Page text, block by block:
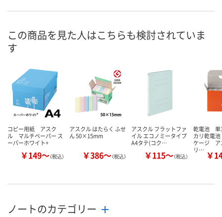
号
お届け日
数量
カゴへ
数量
カ
この商品を見た人はこちらも検討されていま
す
コピー用紙 アスク
ル マルチペーパー ス
ーパーホワイト+
￥149～（税込）
アスクル はたらく ふせ
ん 50×15mm
￥386～（税込）
アスクル フラットファ
イル エコノミータイプ
A4タテ(コク…
￥115～（税込）
乾電池
カリ乾電
ケージ ア
リ… ￥
ノートのカテゴリー